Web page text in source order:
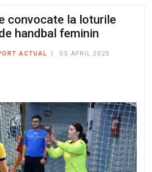
convocate la loturile
handbal feminin
ACTUAL
03 APRIL 2025